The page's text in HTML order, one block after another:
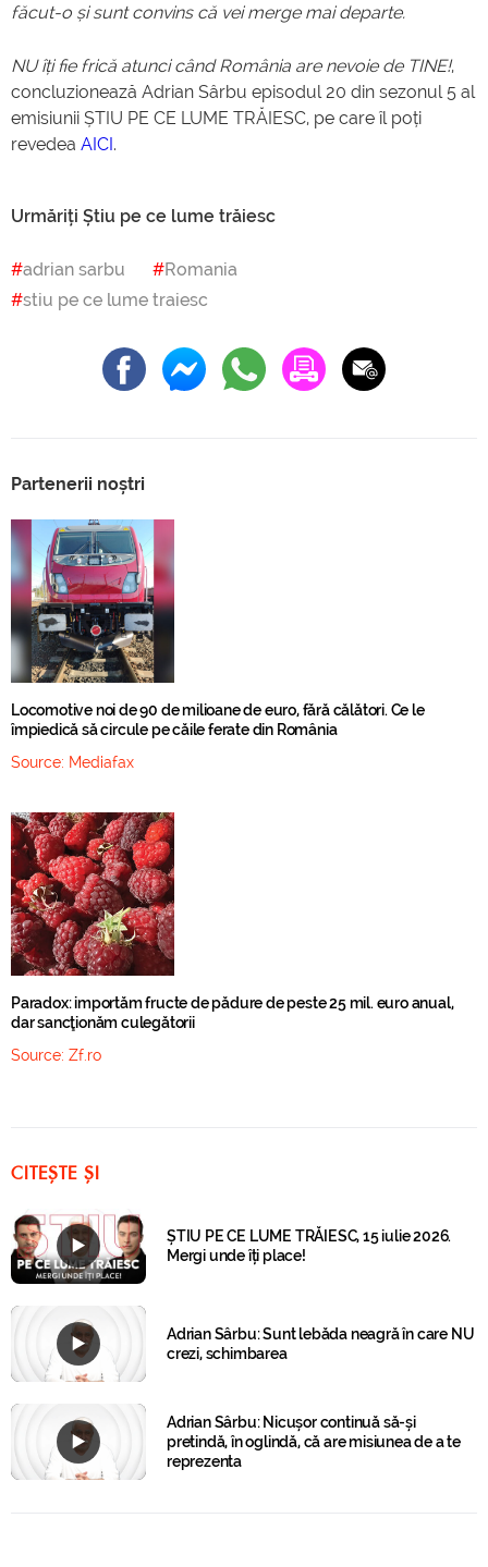
făcut-o și sunt convins că vei merge mai departe.
NU îți fie frică atunci când România are nevoie de TINE!,
concluzionează Adrian Sârbu episodul 20 din sezonul 5 al
emisiunii ȘTIU PE CE LUME TRĂIESC, pe care îl poți
revedea AICI.
Urmăriți Știu pe ce lume trăiesc
adrian sarbu
Romania
stiu pe ce lume traiesc
Partenerii noștri
Locomotive noi de 90 de milioane de euro, fără călători. Ce le
împiedică să circule pe căile ferate din România
Source: Mediafax
Paradox: importăm fructe de pădure de peste 25 mil. euro anual,
dar sancţionăm culegătorii
Source: Zf.ro
CITEȘTE ȘI
ȘTIU PE CE LUME TRĂIESC, 15 iulie 2026.
Mergi unde îți place!
Adrian Sârbu: Sunt lebăda neagră în care NU
crezi, schimbarea
Adrian Sârbu: Nicușor continuă să-și
pretindă, în oglindă, că are misiunea de a te
reprezenta